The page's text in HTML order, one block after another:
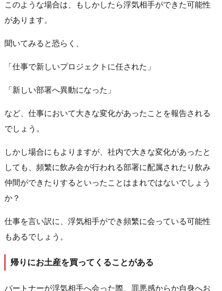
このような場合は、もしかしたら浮気相手ができた可能性
があります。
聞いてみると恐らく、
「仕事で新しいプロジェクトに任された」
「新しい部署へ異動になった」
など、仕事において大きな変化があったことを報告される
でしょう。
しかし場合にもよりますが、社内で大きな変化があったと
しても、頻繁に飲み会が行われる部署に配属されたり飲み
仲間ができたりするといったことはまれではないでしょう
か？
仕事を言い訳に、浮気相手ができ頻繁に会っている可能性
もあるでしょう。
帰りにお土産を買ってくることがある
パートナーが浮気相手へ会った際、罪悪感からか自身へお